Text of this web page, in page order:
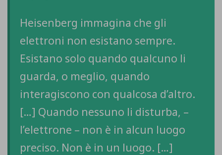
Heisenberg immagina che gli
elettroni non esistano sempre.
Esistano solo quando qualcuno li
guarda, o meglio, quando
interagiscono con qualcosa d’altro.
[…] Quando nessuno li disturba, –
l’elettrone – non è in alcun luogo
preciso. Non è in un luogo. […]